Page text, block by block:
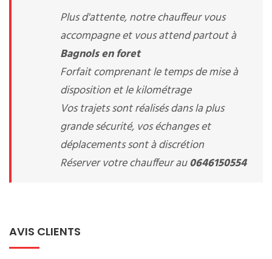
Plus d'attente, notre chauffeur vous
accompagne et vous attend partout à
Bagnols en foret
Forfait comprenant le temps de mise à
disposition et le kilométrage
Vos trajets sont réalisés dans la plus
grande sécurité, vos échanges et
déplacements sont à discrétion
Réserver votre chauffeur au0646150554
AVIS CLIENTS